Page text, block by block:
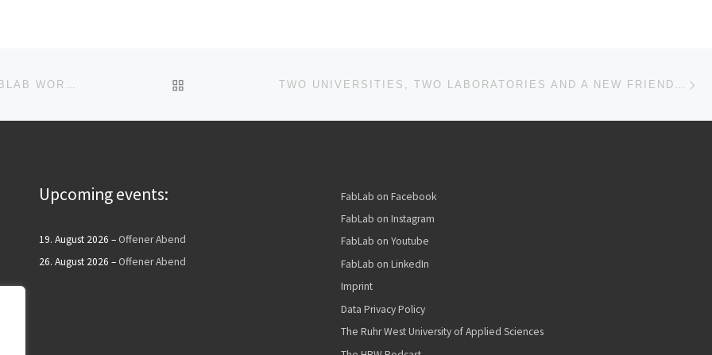
FORGING INNOVATION AND EXPERTISE - HOW A FABLAB WORKS ZURÜCK ZUR BEITRAGSLISTE TWO UNIVERSITIES, TWO LABORATORIES AND A NEW FRIENDSHIP
Upcoming events:
19. August 2026 – Offener Abend
26. August 2026 – Offener Abend
FabLab on Facebook
FabLab on Instagram
FabLab on Youtube
FabLab on LinkedIn
Imprint
Data Privacy Policy
The Ruhr West University of Applied Sciences